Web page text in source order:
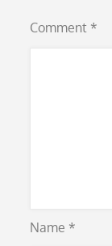
Comment *
Name *